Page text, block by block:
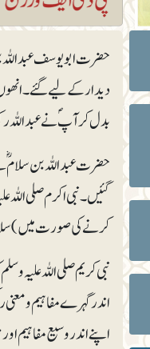
حضرت ابویوسف
دیدار کے لیے گئے۔ انھوں
بدل کر آپؐ نے عبداللہ
حضرت عبداللہ بن سلامؓ
گئیں۔ نبی اکرم صلی
کرنے کی صورت میں)
نبی کریم صلی اللہ علیہ
اندر گہرے مفاہیم و
اپنے اندر وسیع مفاہیم